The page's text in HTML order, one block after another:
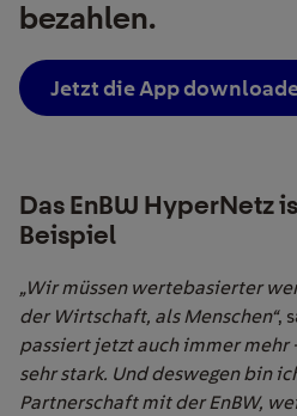
bezahlen.
Jetzt die App
Das EnBW HyperNetz
Beispiel
„Wir müssen wertebasierter
der Wirtschaft, als Menschen“,
passiert jetzt auch immer mehr
sehr stark. Und deswegen bin
Partnerschaft mit der EnBW,